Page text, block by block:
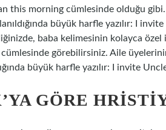
this morning cümlesinde olduğu
büyük harfle yazılır: I
baba kelimesinin kolayca
görebilirsiniz. Aile
büyük harfle yazılır: I invite
GÖRE